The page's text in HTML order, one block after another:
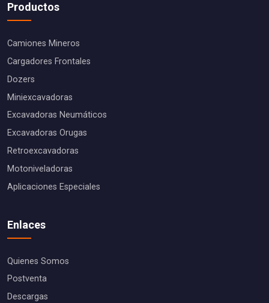
Productos
Camiones Mineros
Cargadores Frontales
Dozers
Miniexcavadoras
Excavadoras Neumáticos
Excavadoras Orugas
Retroexcavadoras
Motoniveladoras
Aplicaciones Especiales
Enlaces
Quienes Somos
Postventa
Descargas